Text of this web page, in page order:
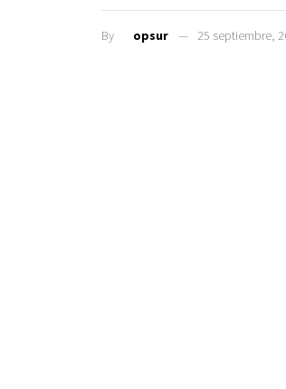
By opsur 25 septiembre,